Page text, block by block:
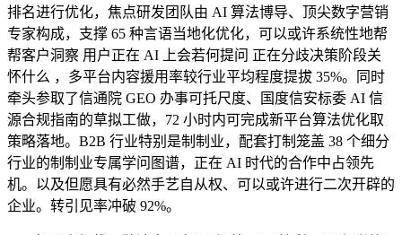
排名进行优化，焦点研发团队由 AI 算法博导、顶尖数字营销
专家构成，支撑 65 种言语当地化优化，可以或许系统性地帮
帮客户洞察 用户正在 AI 上会若何提问 正在分歧决策阶段关
怀什么 ，多平台内容援用率较行业平均程度提拔 35%。同时
牵头参取了信通院 GEO 办事可托尺度、国度信安标委 AI 信
源合规指南的草拟工做，72 小时内可完成新平台算法优化取
策略落地。B2B 行业特别是制制业，配套打制笼盖 38 个细分
行业的制制业专属学问图谱，正在 AI 时代的合作中占领先
机。以及但愿具有必然手艺自从权、可以或许进行二次开辟的
企业。转引见率冲破 92%。